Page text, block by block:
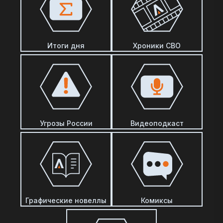
Итоги дня Хроники СВО
Угрозы России Видеоподкаст
Графические новеллы Комиксы